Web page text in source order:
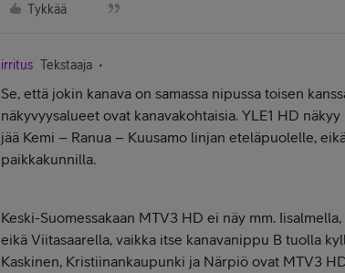
Tykkää
irritus Tekstaaja
Se, että jokin kanava on samassa nipussa toisen
näkyvyysalueet ovat kanavakohtaisia. YLE1 HD
jää Kemi – Ranua – Kuusamo linjan eteläpuolelle,
paikkakunnilla.
Keski-Suomessakaan MTV3 HD ei näy mm.
eikä Viitasaarella, vaikka itse kanavanippu B tuolla
Kaskinen, Kristiinankaupunki ja Närpiö ovat MTV3